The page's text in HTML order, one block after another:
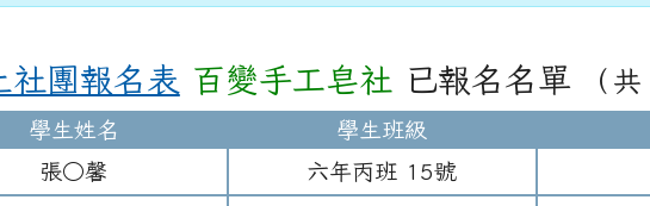
社團報名表 百變手工皂社 已報名名單 （
學生姓名
學生班級
張○馨
六年丙班 15號